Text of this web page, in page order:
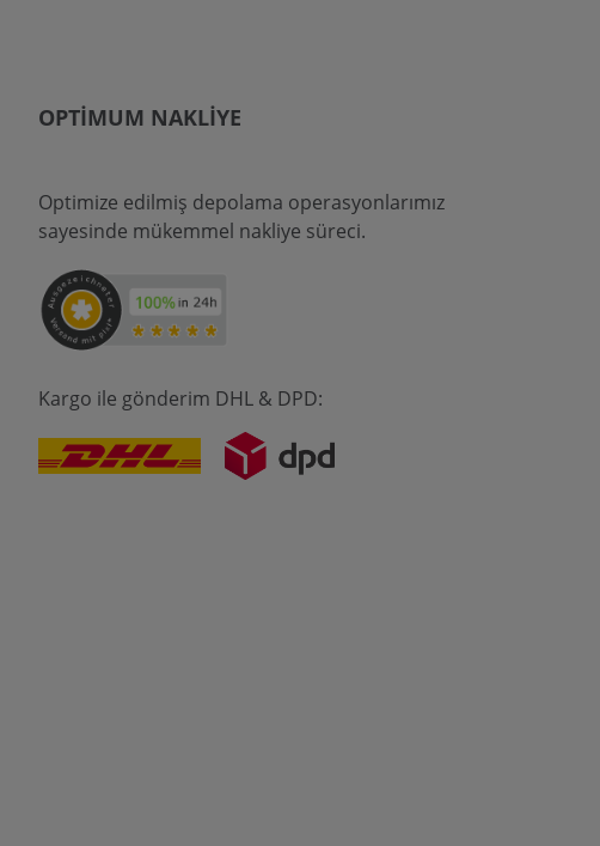
OPTIMUM NAKLIYE
Optimize edilmiş depolama operasyonlarımız
sayesinde mükemmel nakliye süreci.
Kargo ile gönderim DHL & DPD: